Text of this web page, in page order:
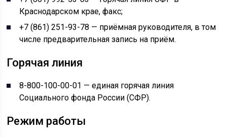
Краснодарском крае, факс;
+7 (861) 251-93-78 — приёмная руководителя, в том
числе предварительная запись на приём.
Горячая линия
8-800-100-00-01 — единая горячая линия
Социального фонда России (СФР).
Режим работы